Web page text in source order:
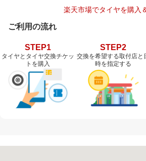
楽天市場でタイヤを購入
ご利用の流れ
STEP1
タイヤとタイヤ交換チケッ
トを購入
STEP2
交換を希望する取付店と
時を指定する